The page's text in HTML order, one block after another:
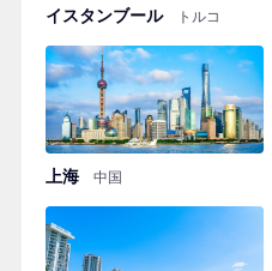
イスタンブール トルコ
上海 中国